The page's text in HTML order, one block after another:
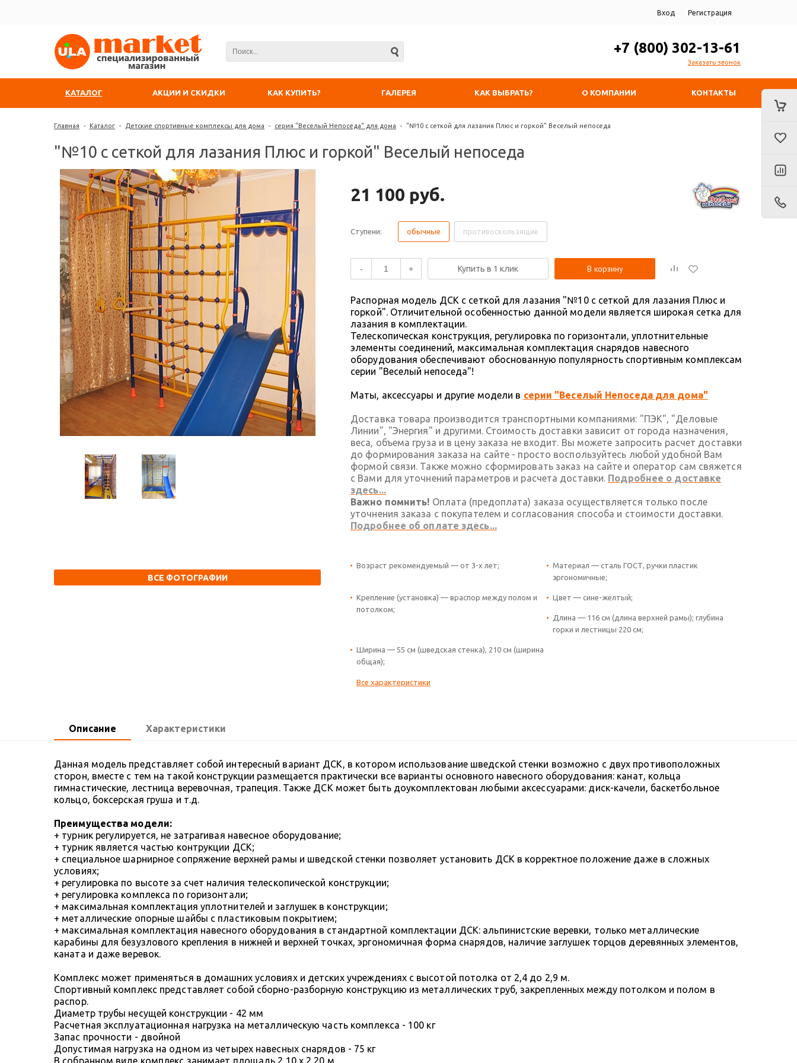
Вход Регистрация
+7 (800) 302-13-61
Заказать звонок
КАТАЛОГ АКЦИИ И СКИДКИ КАК КУПИТЬ? ГАЛЕРЕЯ КАК ВЫБРАТЬ? О КОМПАНИИ КОНТАКТЫ
Главная - Каталог - Детские спортивные комплексы для дома - серия "Веселый Непоседа" для дома - "№10 с сеткой для лазания Плюс и горкой" Веселый непоседа
"№10 с сеткой для лазания Плюс и горкой" Веселый непоседа
ВСЕ ФОТОГРАФИИ
21 100 руб.
Ступени: обычные противоскользящие
- + Купить в 1 клик В корзину
Распорная модель ДСК с сеткой для лазания "№10 с сеткой для лазания Плюс и
горкой". Отличительной особенностью данной модели является широкая сетка для
лазания в комплектации.
Телескопическая конструкция, регулировка по горизонтали, уплотнительные
элементы соединений, максимальная комплектация снарядов навесного
оборудования обеспечивают обоснованную популярность спортивным комплексам
серии "Веселый непоседа"!
Маты, аксессуары и другие модели в серии "Веселый Непоседа для дома"
Доставка товара производится транспортными компаниями: "ПЭК", "Деловые
Линии", "Энергия" и другими. Стоимость доставки зависит от города назначения,
веса, объема груза и в цену заказа не входит. Вы можете запросить расчет доставки
до формирования заказа на сайте - просто воспользуйтесь любой удобной Вам
формой связи. Также можно сформировать заказ на сайте и оператор сам свяжется
с Вами для уточнений параметров и расчета доставки. Подробнее о доставке
здесь...
Важно помнить! Оплата (предоплата) заказа осуществляется только после
уточнения заказа с покупателем и согласования способа и стоимости доставки.
Подробнее об оплате здесь...
Возраст рекомендуемый — от 3-х лет;
Материал — сталь ГОСТ, ручки пластик
эргономичные;
Крепление (установка) — враспор между полом и
потолком;
Цвет — сине-желтый;
Длина — 116 см (длина верхней рамы); глубина
горки и лестницы 220 см;
Ширина — 55 см (шведская стенка), 210 см (ширина
общая);
Все характеристики
Описание Характеристики
Данная модель представляет собой интересный вариант ДСК, в котором использование шведской стенки возможно с двух противоположных
сторон, вместе с тем на такой конструкции размещается практически все варианты основного навесного оборудования: канат, кольца
гимнастические, лестница веревочная, трапеция. Также ДСК может быть доукомплектован любыми аксессуарами: диск-качели, баскетбольное
кольцо, боксерская груша и т.д.
Преимущества модели:
+ турник регулируется, не затрагивая навесное оборудование;
+ турник является частью контрукции ДСК;
+ специальное шарнирное сопряжение верхней рамы и шведской стенки позволяет установить ДСК в корректное положение даже в сложных
условиях;
+ регулировка по высоте за счет наличия телескопической конструкции;
+ регулировка комплекса по горизонтали;
+ максимальная комплектация уплотнителей и заглушек в конструкции;
+ металлические опорные шайбы с пластиковым покрытием;
+ максимальная комплектация навесного оборудования в стандартной комплектации ДСК: альпинистские веревки, только металлические
карабины для безузлового крепления в нижней и верхней точках, эргономичная форма снарядов, наличие заглушек торцов деревянных элементов,
каната и даже веревок.
Комплекс может применяться в домашних условиях и детских учреждениях с высотой потолка от 2,4 до 2,9 м.
Спортивный комплекс представляет собой сборно-разборную конструкцию из металлических труб, закрепленных между потолком и полом в
распор.
Диаметр трубы несущей конструкции - 42 мм
Расчетная эксплуатационная нагрузка на металлическую часть комплекса - 100 кг
Запас прочности - двойной
Допустимая нагрузка на одном из четырех навесных снарядов - 75 кг
В собранном виде комплекс занимает площадь 2,10 х 2,20 м